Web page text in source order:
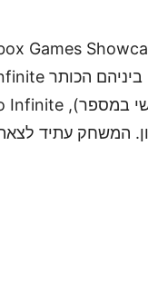
המשחק עתיד